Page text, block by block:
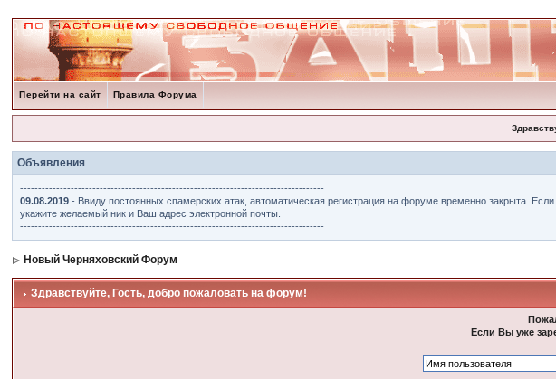
Перейти на сайт Правила Форума
Объявления
------------------------------------------------------------------------------------
09.08.2019 - Ввиду постоянных спамерских атак, автоматическая регистрация на форуме временно закрыта.
укажите желаемый ник и Ваш адрес электронной почты.
------------------------------------------------------------------------------------
Новый Черняховский Форум
Здравствуйте, Гость, добро пожаловать на форум!
Если Вы уже